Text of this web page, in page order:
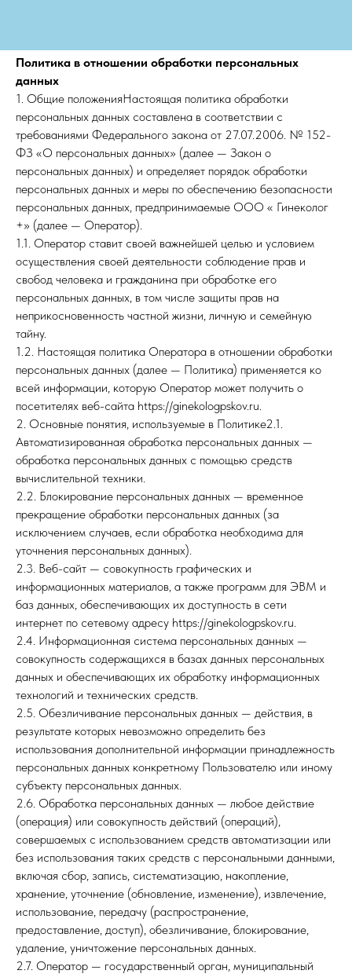
Политика в отношении обработки персональных
данных
1. Общие положенияНастоящая политика обработки
персональных данных составлена в соответствии с
требованиями Федерального закона от 27.07.2006. № 152-
ФЗ «О персональных данных» (далее — Закон о
персональных данных) и определяет порядок обработки
персональных данных и меры по обеспечению безопасности
персональных данных, предпринимаемые ООО « Гинеколог
+» (далее — Оператор).
1.1. Оператор ставит своей важнейшей целью и условием
осуществления своей деятельности соблюдение прав и
свобод человека и гражданина при обработке его
персональных данных, в том числе защиты прав на
неприкосновенность частной жизни, личную и семейную
тайну.
1.2. Настоящая политика Оператора в отношении обработки
персональных данных (далее — Политика) применяется ко
всей информации, которую Оператор может получить о
посетителях веб-сайта https://ginekologpskov.ru.
2. Основные понятия, используемые в Политике2.1.
Автоматизированная обработка персональных данных —
обработка персональных данных с помощью средств
вычислительной техники.
2.2. Блокирование персональных данных — временное
прекращение обработки персональных данных (за
исключением случаев, если обработка необходима для
уточнения персональных данных).
2.3. Веб-сайт — совокупность графических и
информационных материалов, а также программ для ЭВМ и
баз данных, обеспечивающих их доступность в сети
интернет по сетевому адресу https://ginekologpskov.ru.
2.4. Информационная система персональных данных —
совокупность содержащихся в базах данных персональных
данных и обеспечивающих их обработку информационных
технологий и технических средств.
2.5. Обезличивание персональных данных — действия, в
результате которых невозможно определить без
использования дополнительной информации принадлежность
персональных данных конкретному Пользователю или иному
субъекту персональных данных.
2.6. Обработка персональных данных — любое действие
(операция) или совокупность действий (операций),
совершаемых с использованием средств автоматизации или
без использования таких средств с персональными данными,
включая сбор, запись, систематизацию, накопление,
хранение, уточнение (обновление, изменение), извлечение,
использование, передачу (распространение,
предоставление, доступ), обезличивание, блокирование,
удаление, уничтожение персональных данных.
2.7. Оператор — государственный орган, муниципальный